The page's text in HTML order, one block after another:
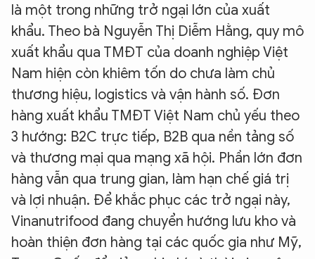
là một trong những trở ngại lớn của xuất
khẩu. Theo bà Nguyễn Thị Diễm Hằng, quy mô
xuất khẩu qua TMĐT của doanh nghiệp Việt
Nam hiện còn khiêm tốn do chưa làm chủ
thương hiệu, logistics và vận hành số. Đơn
hàng xuất khẩu TMĐT Việt Nam chủ yếu theo
3 hướng: B2C trực tiếp, B2B qua nền tảng số
và thương mại qua mạng xã hội. Phần lớn đơn
hàng vẫn qua trung gian, làm hạn chế giá trị
và lợi nhuận. Để khắc phục các trở ngại này,
Vinanutrifood đang chuyển hướng lưu kho và
hoàn thiện đơn hàng tại các quốc gia như Mỹ,